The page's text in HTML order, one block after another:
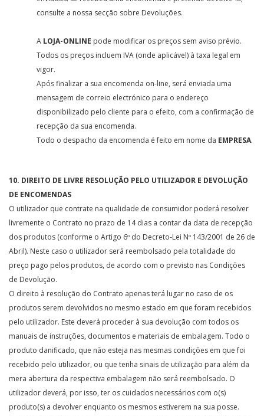
consulte a nossa secção sobre Devoluções.
A LOJA-ONLINE pode modificar os preços sem aviso prévio.
Todos os preços incluem IVA (onde aplicável) à taxa legal em
vigor.
Após finalizar a sua encomenda on-line, será enviada uma
mensagem de correio electrónico para o endereço
disponibilizado pelo cliente para o efeito, com a confirmação de
recepção da sua encomenda.
Todo o despacho da encomenda é feito em nome da EMPRESA.
10. DIREITO DE LIVRE RESOLUÇÃO PELO UTILIZADOR E DEVOLUÇÃO
DE ENCOMENDAS
O utilizador que contrate na qualidade de consumidor poderá resolver
livremente o Contrato no prazo de 14 dias a contar da data de recepção
dos produtos (conforme o Artigo 6º do Decreto-Lei Nº 143/2001 de 26 de
Abril). Neste caso o utilizador será reembolsado pela totalidade do
preço pago pelos produtos, de acordo com o previsto nas Condições
de Devolução.
O direito à resolução do Contrato apenas terá lugar no caso de os
produtos serem devolvidos no mesmo estado em que foram recebidos
pelo utilizador. Este deverá proceder à sua devolução com todos os
manuais de instruções, documentos e materiais de embalagem. Todo o
produto danificado, que não esteja nas mesmas condições em que foi
recebido pelo utilizador, ou que tenha sinais de utilização para além da
mera abertura da respectiva embalagem não será reembolsado. O
utilizador deverá, por isso, ter os cuidados necessários com o(s)
produto(s) a devolver enquanto os mesmos estiverem na sua posse.